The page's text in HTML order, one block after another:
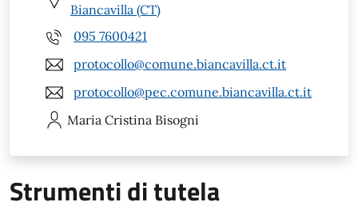
Biancavilla (CT)
095 7600421
protocollo@comune.biancavilla.ct.it
protocollo@pec.comune.biancavilla.ct.it
Maria Cristina Bisogni
Strumenti di tutela